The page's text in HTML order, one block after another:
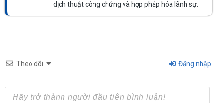
dịch thuật công chứng và hợp pháp hóa lãnh sự.
Theo dõi Đăng nhập